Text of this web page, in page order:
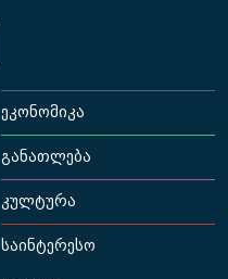
ეკონომიკა
განათლება
კულტურა
საინტერესო